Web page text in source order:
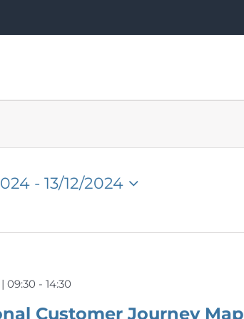
- 13/12/2024
Customer Journey Map
09:30 -14:30